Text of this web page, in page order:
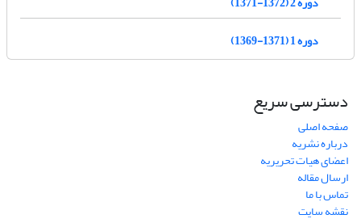
دوره 1 (1371-1369)
دسترسی سریع
صفحه اصلی
درباره نشریه
اعضای هیات تحریریه
ارسال مقاله
تماس با ما
نقشه سایت